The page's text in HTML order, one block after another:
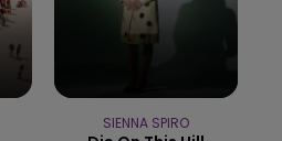
- 12h00
FM
SIENNA SPIRO